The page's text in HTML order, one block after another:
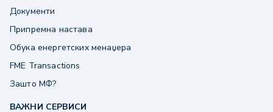
Документи
Припремна настава
Обука енергетских менаџера
FME Transactions
Зашто МФ?
ВАЖНИ СЕРВИСИ